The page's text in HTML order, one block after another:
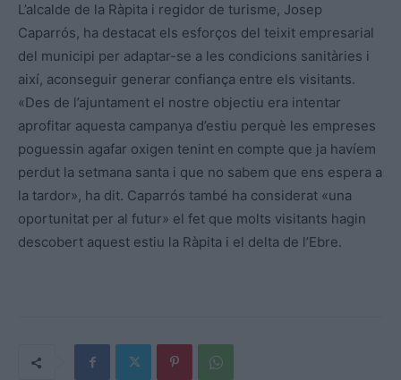
L’alcalde de la Ràpita i regidor de turisme, Josep
Caparrós, ha destacat els esforços del teixit empresarial
del municipi per adaptar-se a les condicions sanitàries i
així, aconseguir generar confiança entre els visitants.
«Des de l’ajuntament el nostre objectiu era intentar
aprofitar aquesta campanya d’estiu perquè les empreses
poguessin agafar oxigen tenint en compte que ja havíem
perdut la setmana santa i que no sabem que ens espera a
la tardor», ha dit. Caparrós també ha considerat «una
oportunitat per al futur» el fet que molts visitants hagin
descobert aquest estiu la Ràpita i el delta de l’Ebre.